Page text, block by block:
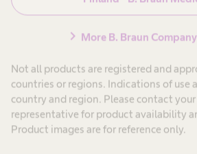
chevron_right More B. Braun
Not all products are registered and
countries or regions. Indications of use
country and region. Please contact
representative for product availability
Product images are for reference only.
merkitys tässä?
Lue lisää